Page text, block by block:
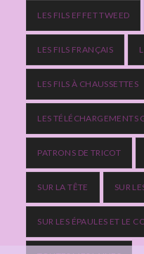
LES FILS EFFET TWEED
LES FILS FRANÇAIS
LES FILS À CHAUSSETTES
LES TÉLÉCHARGEMENTS
PATRONS DE TRICOT
SUR LA TÊTE SUR
SUR LES ÉPAULES ET LE